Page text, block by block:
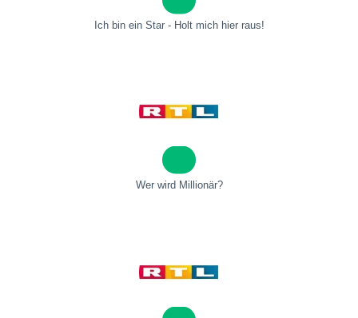
Ich bin ein Star - Holt mich hier raus!
Wer wird Millionär?